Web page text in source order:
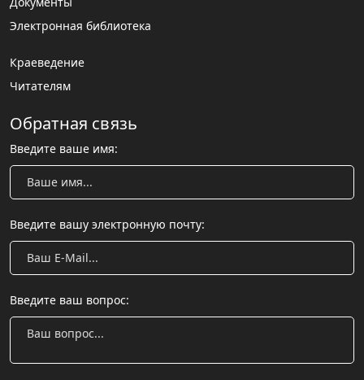
Электронная библиотека
Краеведение
Читателям
Обратная связь
Введите ваше имя:
Введите вашу электронную почту:
Введите ваш вопрос: